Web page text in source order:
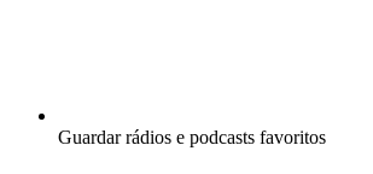
Guardar rádios e podcasts favoritos